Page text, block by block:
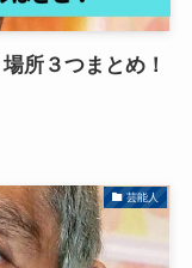
所３つまとめ！
芸能人